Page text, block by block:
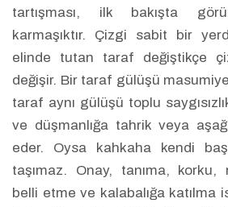
tartışması, ilk bakışta
karmaşıktır. Çizgi sabit bir
elinde tutan taraf değiştikçe
değişir. Bir taraf gülüşü
taraf aynı gülüşü toplu
ve düşmanlığa tahrik veya
eder. Oysa kahkaha kendi
taşımaz. Onay, tanıma, korku,
belli etme ve kalabalığa katılma